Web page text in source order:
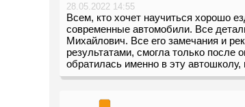
28.05.2022 14:55
Всем, кто хочет научиться хорошо
современные автомобили. Все
Михайлович. Все его замечания и
результатами, смогла только после
обратилась именно в эту автошколу,